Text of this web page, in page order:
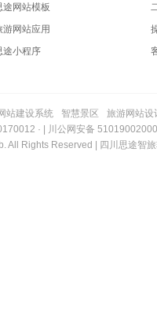
途网站模板
游网站应用
途小程序
站建设系统 智慧景区
旅游网站设
创旅云营销​
· |
川公网安备
All Rights Reserved | 四川思途智